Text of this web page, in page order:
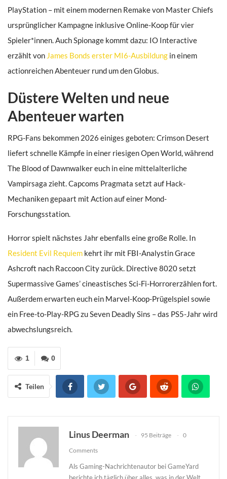
PlayStation – mit einem modernen Remake von Master Chiefs
ursprünglicher Kampagne inklusive Online-Koop für vier
Spieler*innen. Auch Spionage kommt dazu: IO Interactive
erzählt von James Bonds erster MI6-Ausbildung in einem
actionreichen Abenteuer rund um den Globus.
Düstere Welten und neue
Abenteuer warten
RPG-Fans bekommen 2026 einiges geboten: Crimson Desert
liefert schnelle Kämpfe in einer riesigen Open World, während
The Blood of Dawnwalker euch in eine mittelalterliche
Vampirsaga zieht. Capcoms Pragmata setzt auf Hack-
Mechaniken gepaart mit Action auf einer Mond-
Forschungsstation.
Horror spielt nächstes Jahr ebenfalls eine große Rolle. In
Resident Evil Requiem kehrt ihr mit FBI-Analystin Grace
Ashcroft nach Raccoon City zurück. Directive 8020 setzt
Supermassive Games’ cineastisches Sci-Fi-Horrorerzählen fort.
Außerdem erwarten euch ein Marvel-Koop-Prügelspiel sowie
ein Free-to-Play-RPG zu Seven Deadly Sins – das PS5-Jahr wird
abwechslungsreich.
0
1
Teilen
Linus Deerman 95 Beiträge
0
Comments
Als Gaming-Nachrichtenautor bei GameYard